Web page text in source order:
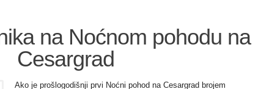
na Noćnom pohodu na
Cesargrad
Ako je prošlogodišnji prvi Noćni pohod na Cesargrad brojem